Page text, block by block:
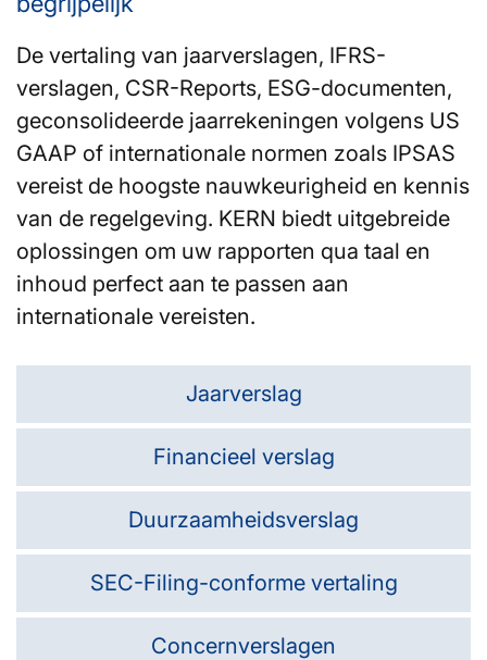
De vertaling van jaarverslagen, IFRS-
verslagen, CSR-Reports, ESG-documenten,
geconsolideerde jaarrekeningen volgens US
GAAP of internationale normen zoals IPSAS
vereist de hoogste nauwkeurigheid en kennis
van de regelgeving. KERN biedt uitgebreide
oplossingen om uw rapporten qua taal en
inhoud perfect aan te passen aan
internationale vereisten.
Jaarverslag
Financieel verslag
Duurzaamheidsverslag
SEC-Filing-conforme vertaling
Concernverslagen